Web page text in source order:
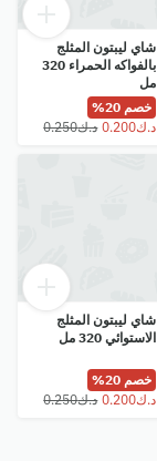
شاي ليبتون المثلج
بالفواكه الحمراء 320
مل
خصم 20%
⁦د.ك0.250⁩
شاي ليبتون المثلج
الاستوائي 320 مل
خصم 20%
⁦د.ك0.250⁩